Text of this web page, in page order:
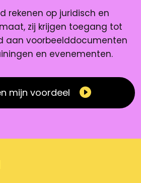
rekenen op juridisch en
zij krijgen toegang tot
aan voorbeelddocumenten
en evenementen.
mijn voordeel